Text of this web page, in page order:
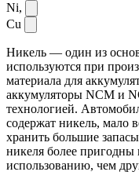
Ni,
Cu
Никель — один из
используются при
материала для
аккумуляторы NCM и
технологией.
содержат никель, мало
хранить большие
никеля более
использованию, чем